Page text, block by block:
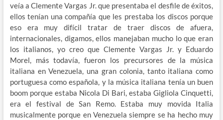
veía a Clemente Vargas Jr. que presentaba el desfile de éxitos,
ellos tenían una compañía que les prestaba los discos porque
eso era muy difícil tratar de traer discos de afuera,
internacionales, digamos, ellos manejaban mucho lo que eran
los italianos, yo creo que Clemente Vargas Jr. y Eduardo
Morel, más todavía, fueron los precursores de la música
italiana en Venezuela, una gran colonia, tanto italiana como
portuguesa como española, y la música italiana tenía un buen
boom porque estaba Nicola Di Bari, estaba Gigliola Cinquetti,
era el festival de San Remo. Estaba muy movida Italia
musicalmente porque en Venezuela siempre se ha hecho muy